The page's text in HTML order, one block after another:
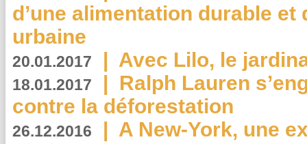
d’une alimentation durable et
urbaine
20.01.2017 | Avec Lilo, le
18.01.2017 | Ralph Lauren
contre la déforestation
26.12.2016 | A New-York, une